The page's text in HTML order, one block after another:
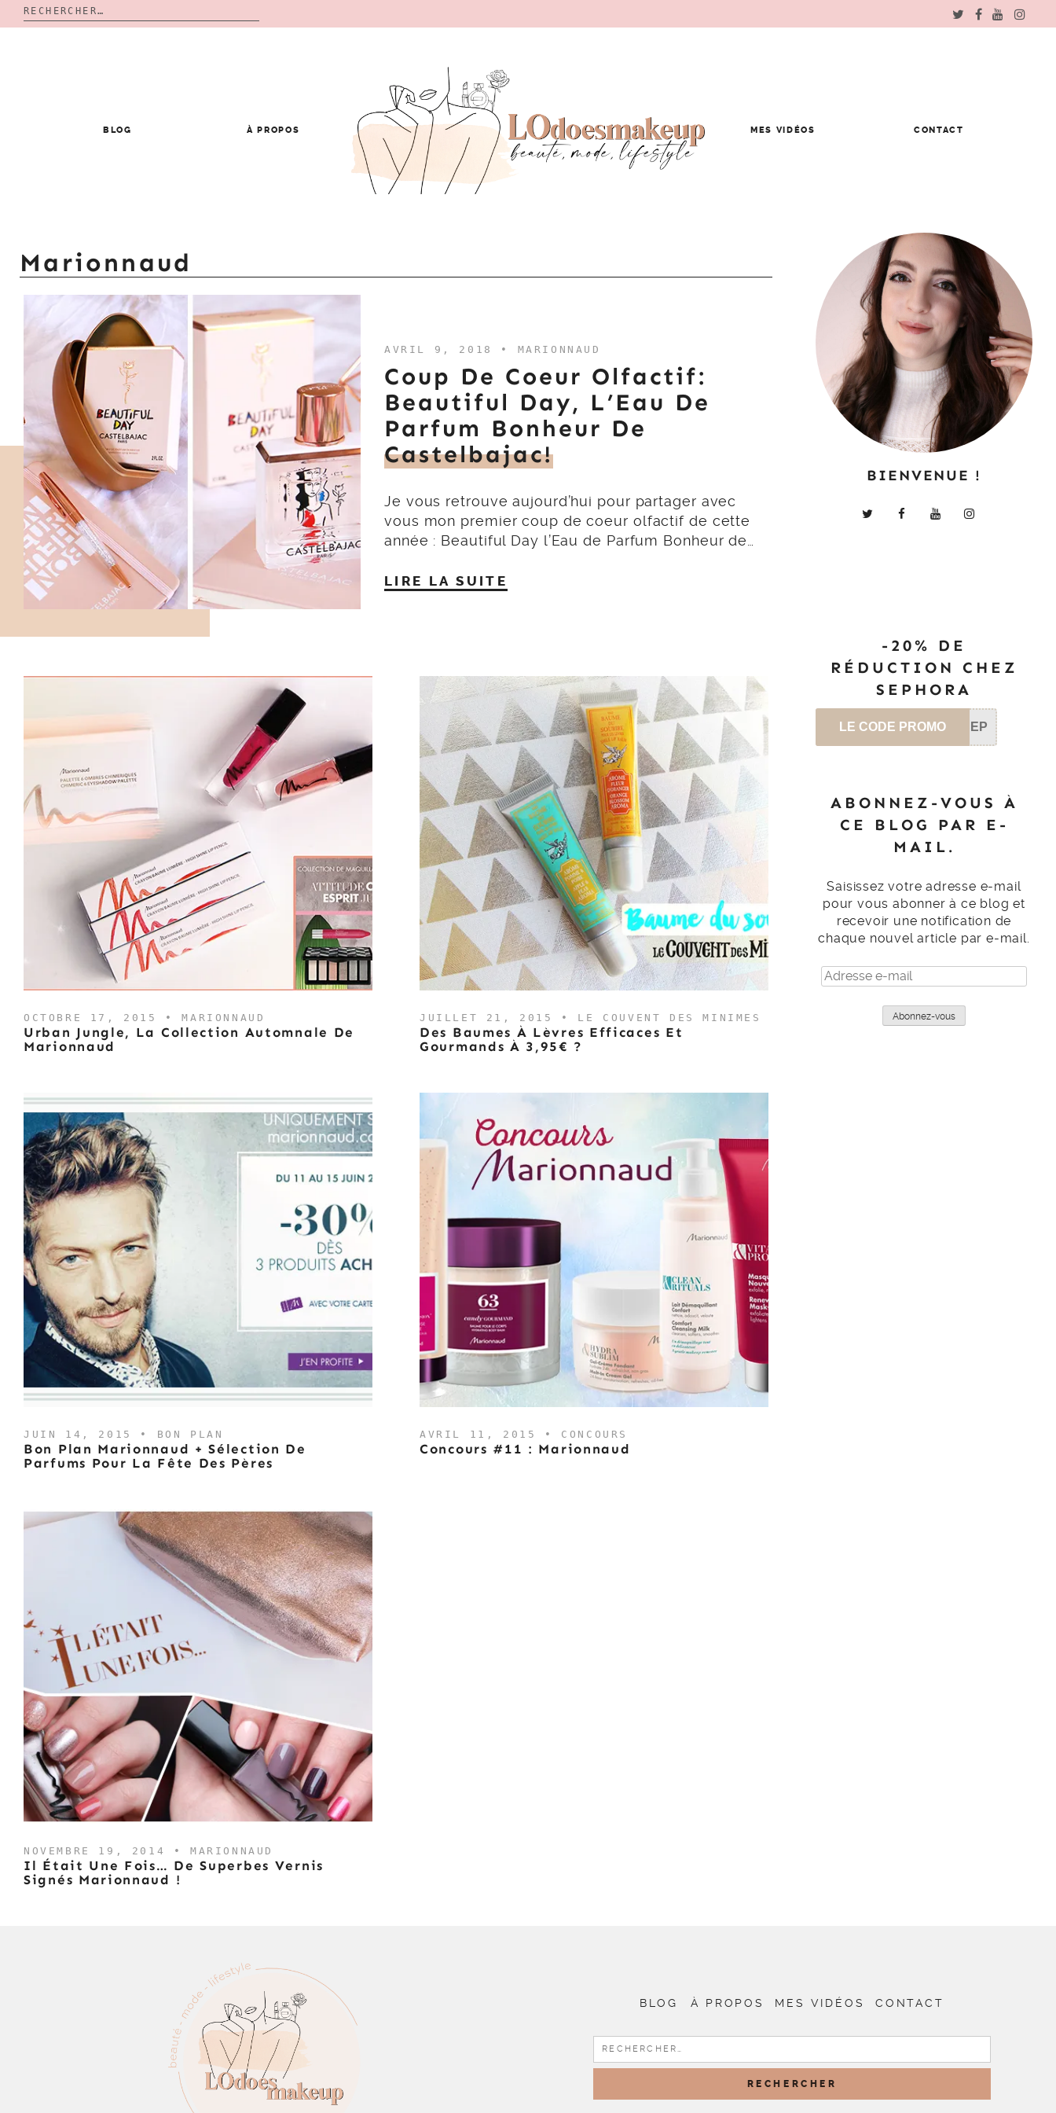
Rechercher :
BLOG À PROPOS MES VIDÉOS CONTACT
Marionnaud
AVRIL 9, 2018 • MARIONNAUD
Coup De Coeur Olfactif:
Beautiful Day, L’Eau De
Parfum Bonheur De
Castelbajac!
Je vous retrouve aujourd’hui pour partager avec
vous mon premier coup de coeur olfactif de cette
année : Beautiful Day l’Eau de Parfum Bonheur de…
LIRE LA SUITE
OCTOBRE 17, 2015 •MARIONNAUD
Urban Jungle, La Collection Automnale De
Marionnaud
JUILLET 21, 2015 • LE COUVENT DES MINIMES
Des Baumes À Lèvres Efficaces Et
Gourmands À 3,95€ ?
JUIN 14, 2015 • BON PLAN
Bon Plan Marionnaud + Sélection De
Parfums Pour La Fête Des Pères
AVRIL 11, 2015 • CONCOURS
Concours #11 : Marionnaud
NOVEMBRE 19, 2014 •MARIONNAUD
Il Était Une Fois… De Superbes Vernis
Signés Marionnaud !
BIENVENUE !
-20% DE
RÉDUCTION CHEZ
SEPHORA
LE CODE PROMO SEP
ABONNEZ-VOUS À
CE BLOG PAR E-
MAIL.
Saisissez votre adresse e-mail
pour vous abonner à ce blog et
recevoir une notification de
chaque nouvel article par e-mail.
Adresse
e-
Abonnez-vous
BLOG À PROPOS MES VIDÉOS CONTACT
RECHERCHER :